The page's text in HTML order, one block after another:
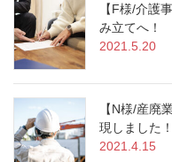
【F様/介護
み立てへ！
2021.5.20
【N様/産廃
現しました！
2021.4.15